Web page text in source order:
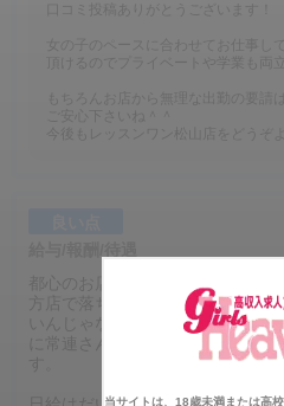
当サイトは、18歳未満または高
口コミ投稿ありがとうございます！
ご安心下さいね＾＾
都心のお店で働いていたこともあ
方店で落ち着いて働いています。
いんじゃないかな？」って不安も
に常連さんや出張のお客さんが多